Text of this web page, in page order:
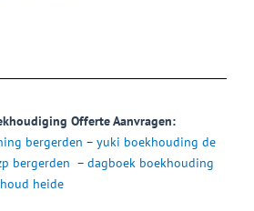
Offerte Aanvragen:
bergerden – yuki boekhouding de
bergerden – dagboek boekhouding
heide